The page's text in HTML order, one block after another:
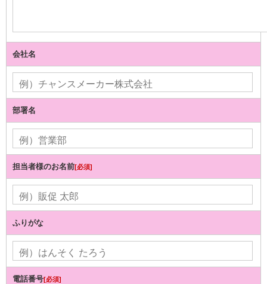
会社名
部署名
担当者様のお名前[必須]
ふりがな
電話番号[必須]